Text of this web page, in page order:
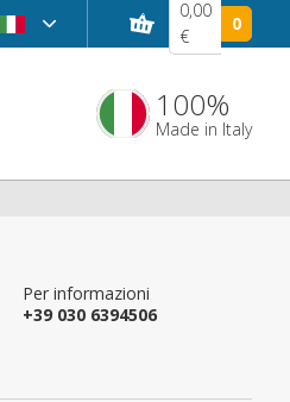
0,00
€
0
100%
Made in Italy
Per informazioni
+39 030 6394506